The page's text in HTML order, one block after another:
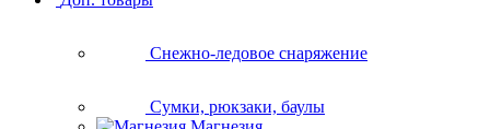
Снежно-ледовое снаряжение
Сумки, рюкзаки, баулы